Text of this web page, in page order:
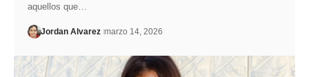
aquellos que…
Jordan Alvarez marzo 14, 2026